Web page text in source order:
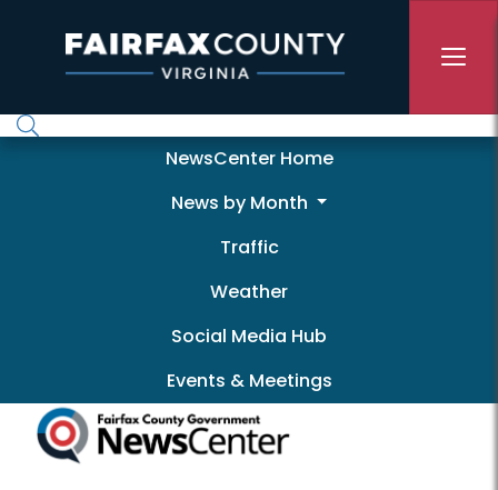
NewscenterNewsCenter Home
News by Month
Traffic
Weather
Social Media Hub
Events & Meetings